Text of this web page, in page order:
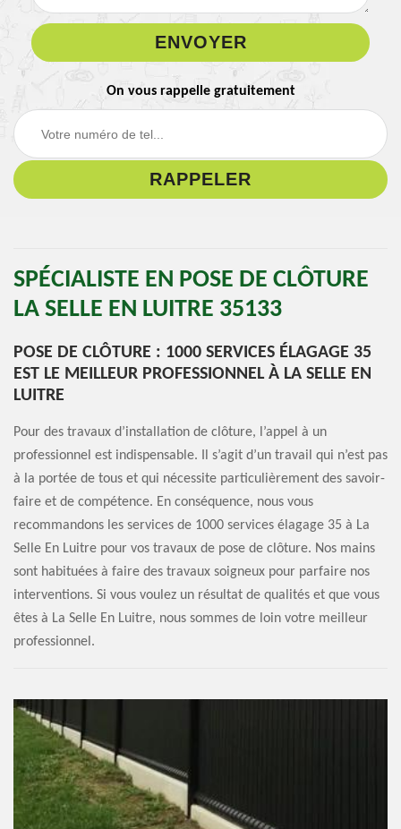
On vous rappelle gratuitement
SPÉCIALISTE EN POSE DE CLÔTURE
LA SELLE EN LUITRE 35133
POSE DE CLÔTURE : 1000 SERVICES ÉLAGAGE 35
EST LE MEILLEUR PROFESSIONNEL À LA SELLE EN
LUITRE
Pour des travaux d’installation de clôture, l’appel à un
professionnel est indispensable. Il s’agit d’un travail qui n’est pas
à la portée de tous et qui nécessite particulièrement des savoir-
faire et de compétence. En conséquence, nous vous
recommandons les services de 1000 services élagage 35 à La
Selle En Luitre pour vos travaux de pose de clôture. Nos mains
sont habituées à faire des travaux soigneux pour parfaire nos
interventions. Si vous voulez un résultat de qualités et que vous
êtes à La Selle En Luitre, nous sommes de loin votre meilleur
professionnel.